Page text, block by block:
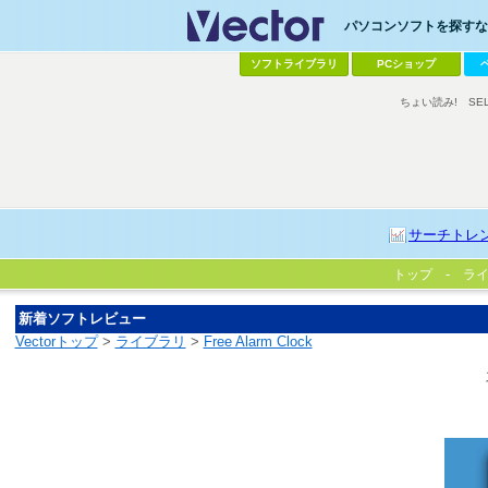
パソコンソフトを探す
ソフトライブラリ PCショップ
サーチトレ
ちょい読み!
トップ ラ
新着ソフトレビュー
Vectorトップ> ライブラリ > Free Alarm Clock